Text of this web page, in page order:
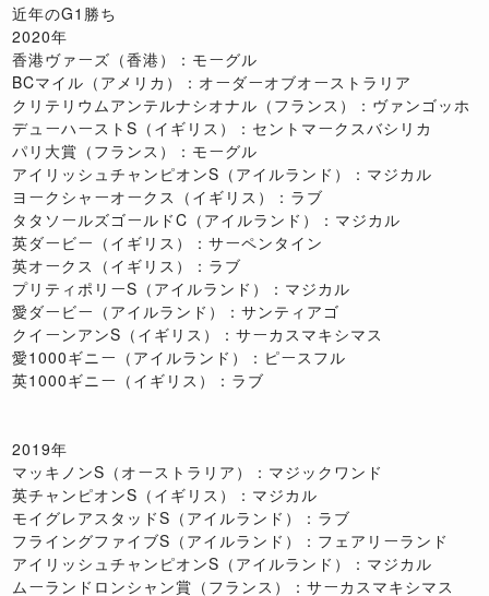
近年のG1勝ち
2020年
香港ヴァーズ（香港）：モーグル
BCマイル（アメリカ）：オーダーオブオーストラリア
クリテリウムアンテルナシオナル（フランス）：ヴァンゴッホ
デューハーストS（イギリス）：セントマークスバシリカ
パリ大賞（フランス）：モーグル
アイリッシュチャンピオンS（アイルランド）：マジカル
ヨークシャーオークス（イギリス）：ラブ
タタソールズゴールドC（アイルランド）：マジカル
英ダービー（イギリス）：サーペンタイン
英オークス（イギリス）：ラブ
プリティポリーS（アイルランド）：マジカル
愛ダービー（アイルランド）：サンティアゴ
クイーンアンS（イギリス）：サーカスマキシマス
愛1000ギニー（アイルランド）：ピースフル
英1000ギニー（イギリス）：ラブ
2019年
マッキノンS（オーストラリア）：マジックワンド
英チャンピオンS（イギリス）：マジカル
モイグレアスタッドS（アイルランド）：ラブ
フライングファイブS（アイルランド）：フェアリーランド
アイリッシュチャンピオンS（アイルランド）：マジカル
ムーランドロンシャン賞（フランス）：サーカスマキシマス